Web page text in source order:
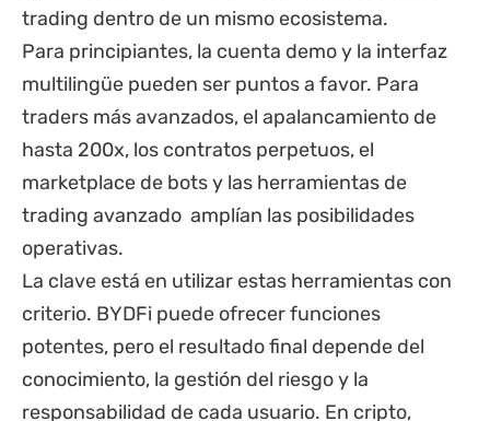
trading dentro de un mismo ecosistema.
Para principiantes, la cuenta demo y la interfaz
multilingüe pueden ser puntos a favor. Para
traders más avanzados, el apalancamiento de
hasta 200x, los contratos perpetuos, el
marketplace de bots y las herramientas de
trading avanzado amplían las posibilidades
operativas.
La clave está en utilizar estas herramientas con
criterio. BYDFi puede ofrecer funciones
potentes, pero el resultado final depende del
conocimiento, la gestión del riesgo y la
responsabilidad de cada usuario. En cripto,